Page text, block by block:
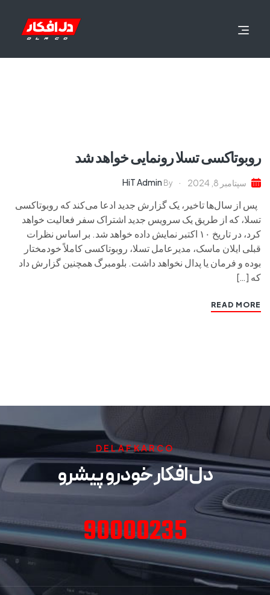
روبوتاکسی تسلا رونمایی خواهد شد
سپتامبر 8, 2024 By
HiT Admin
پس از سال‌ها تاخیر، یک گزارش جدید ادعا می‌کند که روبوتاکسی
تسلا، که از طریق یک سرویس جدید اشتراک سفر فعالیت خواهد
کرد، در تاریخ ۱۰ اکتبر نمایش داده خواهد شد. بر اساس نظرات
قبلی ایلان ماسک، مدیرعامل تسلا، روبوتاکسی کاملاً خودمختار
بوده و فرمان یا پدال نخواهد داشت. بلومبرگ همچنین گزارش داد
که […]
READ MORE
DELAFKARCO
دل افکار خودرو پیشرو
90000235